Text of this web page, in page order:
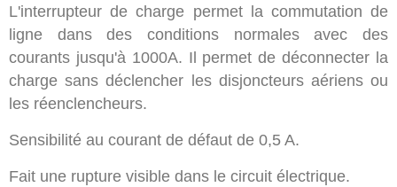
L'interrupteur de charge permet la commutation de
ligne dans des conditions normales avec des
courants jusqu'à 1000A. Il permet de déconnecter la
charge sans déclencher les disjoncteurs aériens ou
les réenclencheurs.
Sensibilité au courant de défaut de 0,5 A.
Fait une rupture visible dans le circuit électrique.